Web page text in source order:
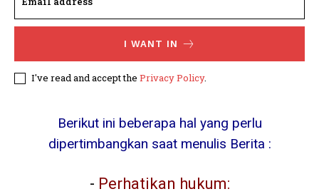
I WANT IN
I've read and accept the Privacy Policy.
Berikut ini beberapa hal yang perlu
dipertimbangkan saat menulis Berita :
- Perhatikan hukum: